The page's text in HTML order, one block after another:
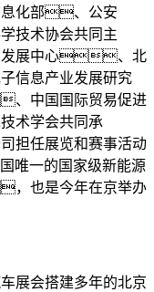
化部、公安
术协会共同主
发展中心、北
信息产业发展研究
中国国际贸易促进
术学会共同承
担任展览和赛事活动
唯一的国家级新能源
也是今年在京举办
会搭建多年的北京